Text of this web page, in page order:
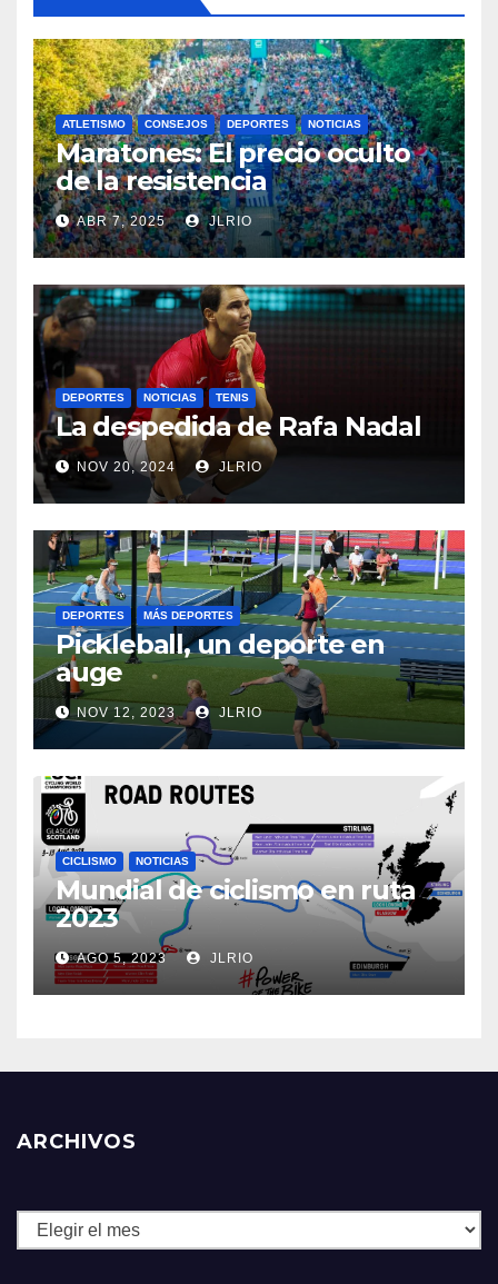
ATLETISMO CONSEJOS DEPORTES NOTICIAS
Maratones: El precio oculto
de la resistencia
ABR 7, 2025 JLRIO
DEPORTES NOTICIAS TENIS
La despedida de Rafa Nadal
NOV 20, 2024 JLRIO
DEPORTES MÁS DEPORTES
Pickleball, un deporte en
auge
NOV 12, 2023 JLRIO
CICLISMO NOTICIAS
Mundial de ciclismo en ruta
2023
AGO 5, 2023 JLRIO
ARCHIVOS
Archivos